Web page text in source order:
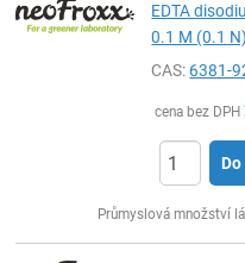
EDTA
0.1 M (0.1
CAS:6381-
cena bez DPH
Průmyslová množství